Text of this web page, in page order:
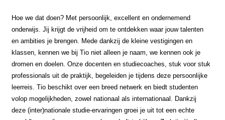
Hoe we dat doen? Met persoonlijk, excellent en ondernemend
onderwijs. Jij krijgt de vrijheid om te ontdekken waar jouw talenten
en ambities je brengen. Mede dankzij de kleine vestigingen en
klassen, kennen we bij Tio niet alleen je naam, we kennen ook je
dromen en doelen. Onze docenten en studiecoaches, stuk voor stuk
professionals uit de praktijk, begeleiden je tijdens deze persoonlijke
leerreis. Tio beschikt over een breed netwerk en biedt studenten
volop mogelijkheden, zowel nationaal als internationaal. Dankzij
deze (inter)nationale studie-ervaringen groei je uit tot een echte